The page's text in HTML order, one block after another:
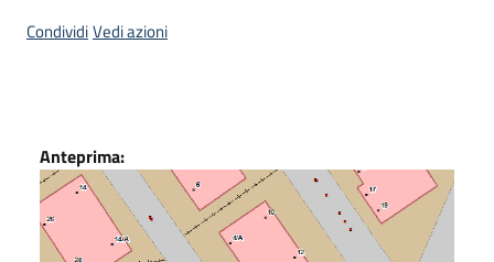
Approfondimenti
Archivio
cartografico
CondividiVedi azioni
Dati
Anteprima: